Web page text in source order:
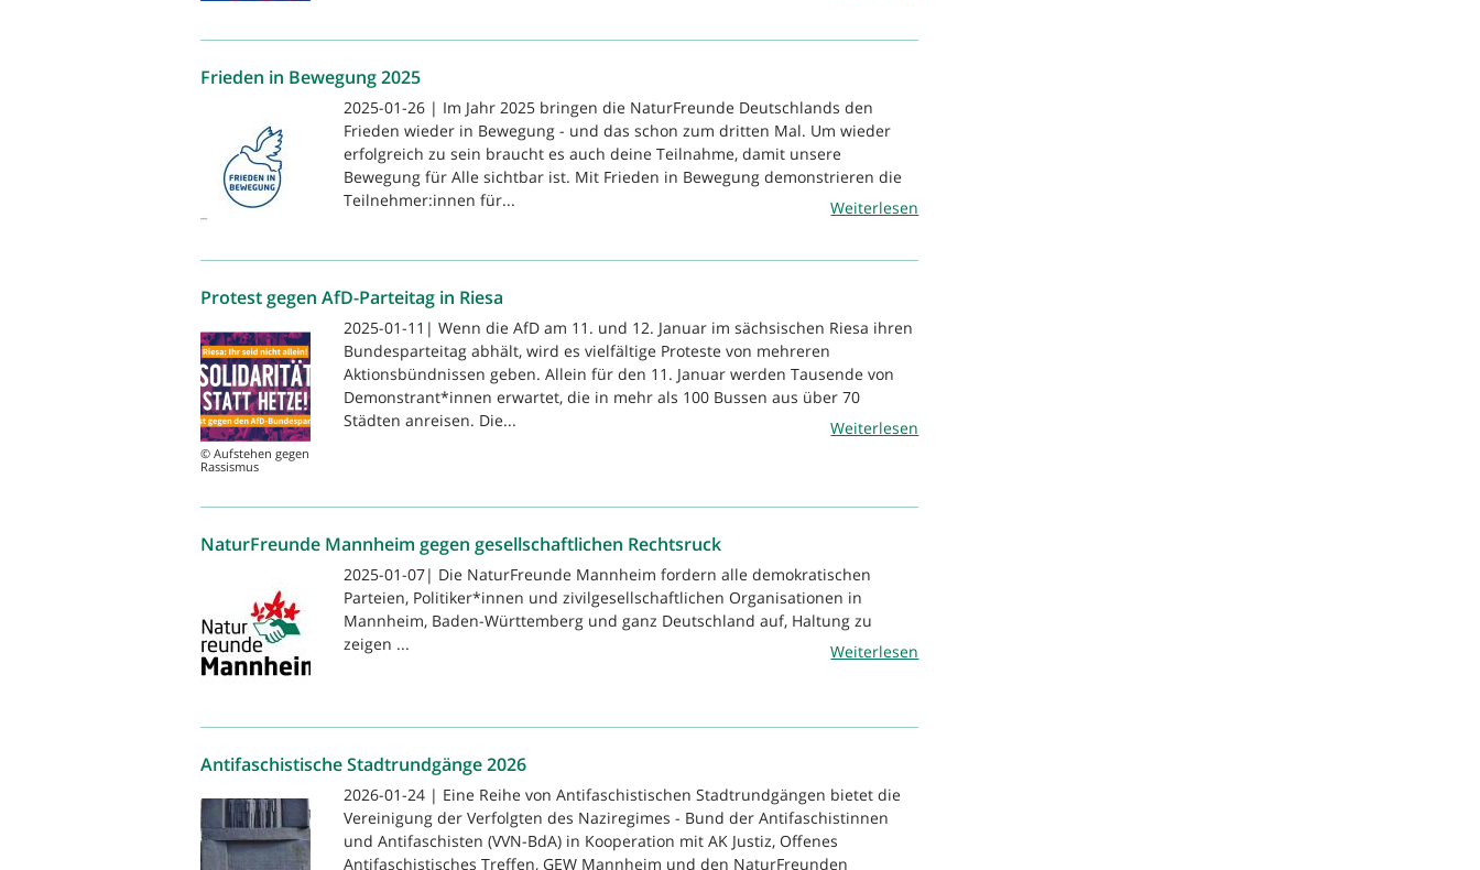
Frieden in Bewegung 2025
2025-01-26 | Im Jahr 2025 bringen die NaturFreunde Deutschlands den
Frieden wieder in Bewegung - und das schon zum dritten Mal. Um wieder
erfolgreich zu sein braucht es auch deine Teilnahme, damit unsere
Bewegung für Alle sichtbar ist. Mit Frieden in Bewegung demonstrieren die
Teilnehmer:innen für...
Weiterlesen
Protest gegen AfD-Parteitag in Riesa
© Aufstehen gegen
Rassismus
2025-01-11| Wenn die AfD am 11. und 12. Januar im sächsischen Riesa ihren
Bundesparteitag abhält, wird es vielfältige Proteste von mehreren
Aktionsbündnissen geben. Allein für den 11. Januar werden Tausende von
Demonstrant*innen erwartet, die in mehr als 100 Bussen aus über 70
Städten anreisen. Die...
Weiterlesen
NaturFreunde Mannheim gegen gesellschaftlichen Rechtsruck
2025-01-07| Die NaturFreunde Mannheim fordern alle demokratischen
Parteien, Politiker*innen und zivilgesellschaftlichen Organisationen in
Mannheim, Baden-Württemberg und ganz Deutschland auf, Haltung zu
zeigen ...
Weiterlesen
Antifaschistische Stadtrundgänge 2026
2026-01-24 | Eine Reihe von Antifaschistischen Stadtrundgängen bietet die
Vereinigung der Verfolgten des Naziregimes - Bund der Antifaschistinnen
und Antifaschisten (VVN-BdA) in Kooperation mit AK Justiz, Offenes
Antifaschistisches Treffen, GEW Mannheim und den NaturFreunden